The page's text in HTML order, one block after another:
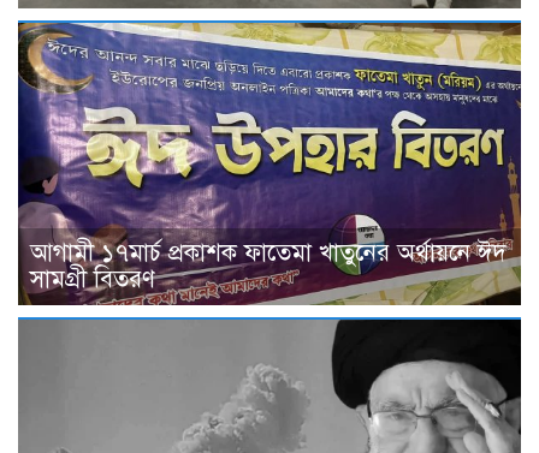
আগামী ১৭মার্চ প্রকাশক ফাতেমা খাতুনের অর্থায়নে ঈদ
সামগ্রী বিতরণ